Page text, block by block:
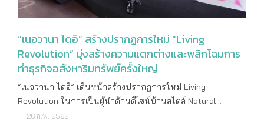
“เนอวานา ไดอิ” สร้างปรากฏการใหม่ “Living
Revolution” มุ่งสร้างความแตกต่างและพลิกโฉมการ
ทำธุรกิจอสังหาริมทรัพย์ครั้งใหญ่
“เนอวานา ไดอิ” เดินหน้าสร้างปรากฏการใหม่ Living
Revolution ในการเป็นผู้นำด้านดีไซน์บ้านสไตล์ Natural
Modern เพื่อสร้างความแตกต่างและนำนวัตกรรมการอยู่อาศัยใน
26 ก.พ. 2562